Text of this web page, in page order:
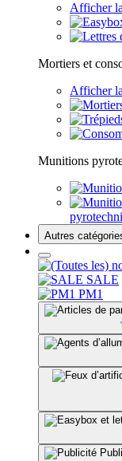
Afficher
Mortiers et
Afficher
Munitions
Autres
SALE
PM1